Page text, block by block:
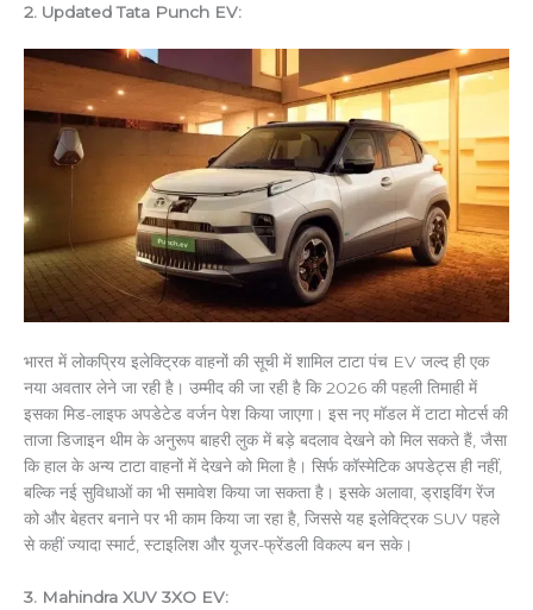
2. Updated Tata Punch EV:
भारत में लोकप्रिय इलेक्ट्रिक वाहनों की सूची में शामिल टाटा पंच EV जल्द ही एक
नया अवतार लेने जा रही है। उम्मीद की जा रही है कि 2026 की पहली तिमाही में
इसका मिड-लाइफ अपडेटेड वर्जन पेश किया जाएगा। इस नए मॉडल में टाटा मोटर्स की
ताजा डिजाइन थीम के अनुरूप बाहरी लुक में बड़े बदलाव देखने को मिल सकते हैं, जैसा
कि हाल के अन्य टाटा वाहनों में देखने को मिला है। सिर्फ कॉस्मेटिक अपडेट्स ही नहीं,
बल्कि नई सुविधाओं का भी समावेश किया जा सकता है। इसके अलावा, ड्राइविंग रेंज
को और बेहतर बनाने पर भी काम किया जा रहा है, जिससे यह इलेक्ट्रिक SUV पहले
से कहीं ज्यादा स्मार्ट, स्टाइलिश और यूजर-फ्रेंडली विकल्प बन सके।
3. Mahindra XUV 3XO EV: